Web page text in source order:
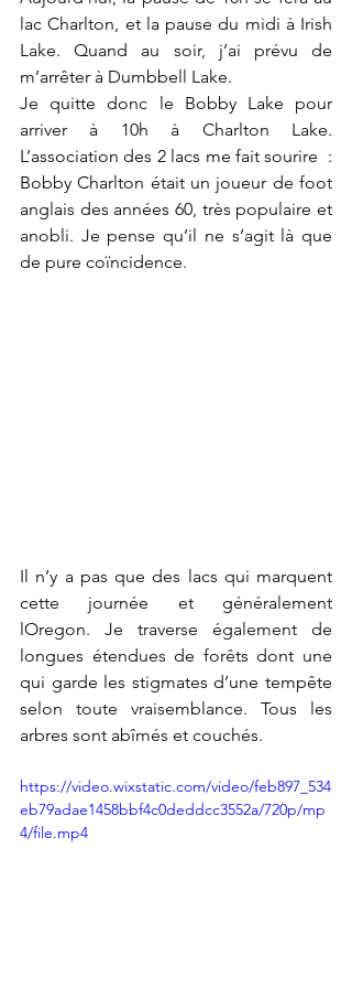
lac Charlton, et la pause du midi à Irish
Lake. Quand au soir, j’ai prévu de
m’arrêter à Dumbbell Lake.
Je quitte donc le Bobby Lake pour
arriver à 10h à Charlton Lake.
L’association des 2 lacs me fait sourire  :
Bobby Charlton était un joueur de foot
anglais des années 60, très populaire et
anobli. Je pense qu’il ne s’agit là que
de pure coïncidence.
Il n’y a pas que des lacs qui marquent
cette journée et généralement
lOregon. Je traverse également de
longues étendues de forêts dont une
qui garde les stigmates d’une tempête
selon toute vraisemblance. Tous les
arbres sont abîmés et couchés.
https://video.wixstatic.com/video/feb897_534
eb79adae1458bbf4c0deddcc3552a/720p/mp
4/file.mp4